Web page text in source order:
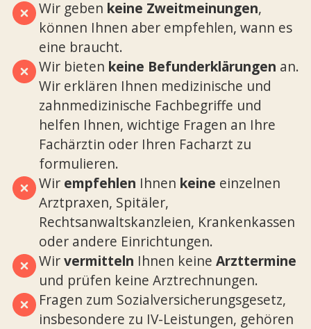
Wir geben keine Zweitmeinungen,
können Ihnen aber empfehlen, wann es
eine braucht.
Wir bieten keine Befunderklärungen an.
Wir erklären Ihnen medizinische und
zahnmedizinische Fachbegriffe und
helfen Ihnen, wichtige Fragen an Ihre
Fachärztin oder Ihren Facharzt zu
formulieren.
Wir empfehlen Ihnen keine einzelnen
Arztpraxen, Spitäler,
Rechtsanwaltskanzleien, Krankenkassen
oder andere Einrichtungen.
Wirvermitteln Ihnen keine Arzttermine
und prüfen keine Arztrechnungen.
Fragen zum Sozialversicherungsgesetz,
insbesondere zu IV-Leistungen, gehören